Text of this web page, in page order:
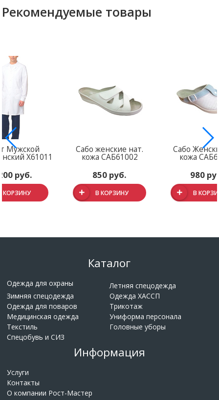
Рекомендуемые товары
Мужской
Х61011
руб.
КОРЗИНУ
Сабо женские нат.
кожа САБ61002
850 руб.
В КОРЗИНУ
Сабо
кожа
980
В
Каталог
Одежда для охраны
Летняя спецодежда
Зимняя спецодежда
Одежда ХАССП
Одежда для поваров
Трикотаж
Медицинская одежда
Униформа персонала
Текстиль
Головные уборы
Спецобувь и СИЗ
Информация
Услуги
Контакты
О компании Рост-Мастер